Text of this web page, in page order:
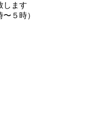
します
５時）